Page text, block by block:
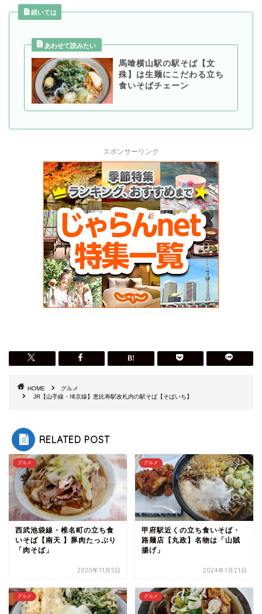
続いては
馬喰横山駅の駅そば【文
殊】は生麺にこだわる立ち
食いそばチェーン
スポンサーリンク
HOME
グルメ
JR【山手線・埼京線】恵比寿駅改札内の駅そば【そばいち】
RELATED POST
グルメ
西武池袋線・椎名町の立ち食
いそば【南天 】豚肉たっぷり
「肉そば」
2020年11月5日
グルメ
甲府駅近くの立ち食いそば・
路麺店【丸政】名物は「山賊
揚げ」
2024年1月21日
グルメ グルメ